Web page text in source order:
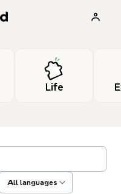
Life
All languages